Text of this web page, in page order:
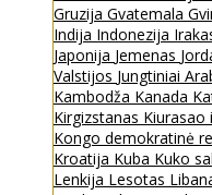
Gruzija Gvatemala
Indija Indonezija
Japonija Jemenas
Valstijos Jungtiniai
Kambodža Kanada
Kirgizstanas Kiurasao
Kongo demokratinė
Kroatija Kuba Kuko
Lenkija Lesotas